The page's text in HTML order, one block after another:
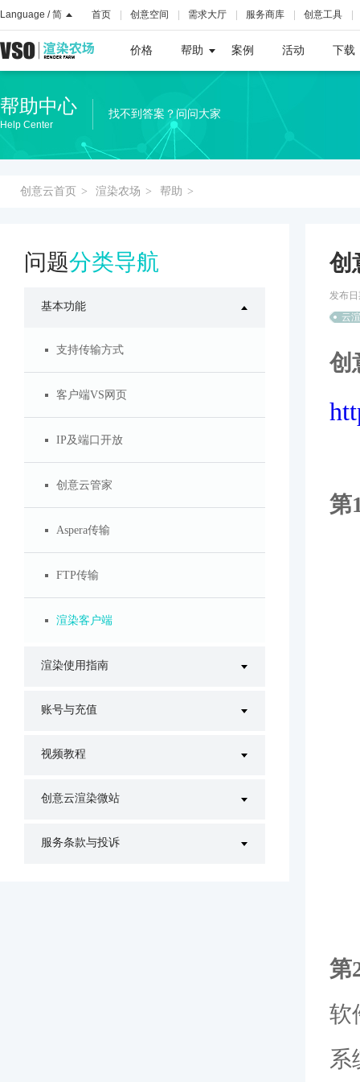
Language / 简 首页 创意空间 需求大厅 服务商库 创意工具
价格 帮助 案例 活动 下载
帮助中心
Help Center
找不到答案？问问大家
创意云首页 > 渲染农场 > 帮助 >
问题分类导航
基本功能
支持传输方式
客户端VS网页
IP及端口开放
创意云管家
Aspera传输
FTP传输
渲染客户端
渲染使用指南
账号与充值
视频教程
创意云渲染微站
服务条款与投诉
创
发布日
云
创
第
第
软
系